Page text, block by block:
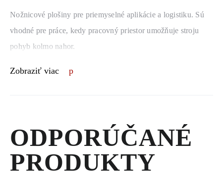
Nožnicové plošiny pre priemyselné aplikácie a logistiku. Sú
vhodné pre práce, kedy pracovný priestor umožňuje stroju
pohyb kolmo nahor.
Zobraziť viac
ODPORÚČANÉ
PRODUKTY